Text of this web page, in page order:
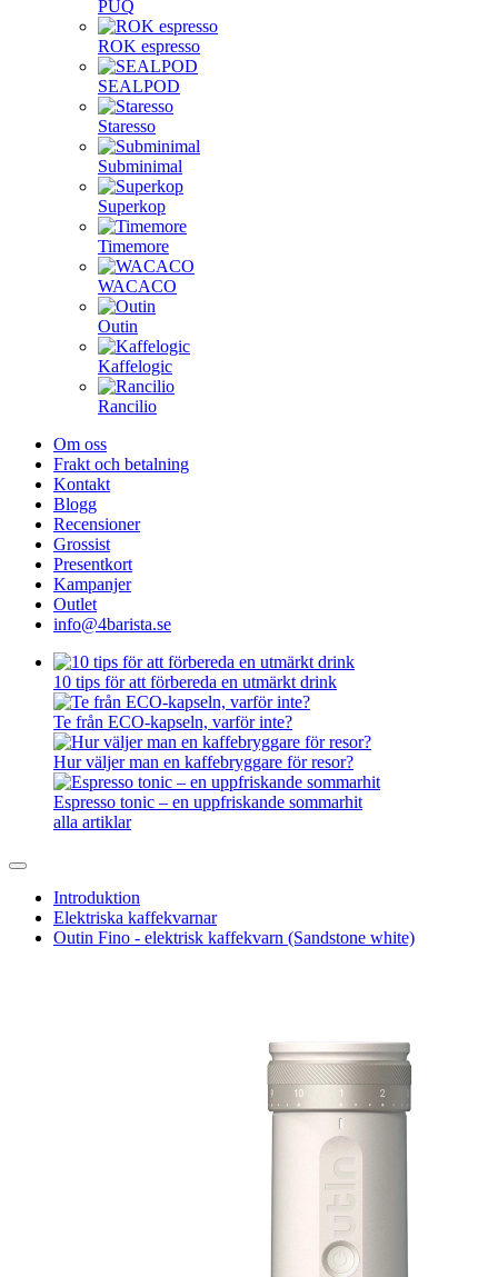
PUQ
ROK espresso
SEALPOD
Staresso
Subminimal
Superkop
Timemore
WACACO
Outin
Kaffelogic
Rancilio
Om oss
Frakt och betalning
Kontakt
Blogg
Recensioner
Grossist
Presentkort
Kampanjer
Outlet
info@4barista.se
10 tips för att förbereda en utmärkt drink
Te från ECO-kapseln, varför inte?
Hur väljer man en kaffebryggare för resor?
Espresso tonic – en uppfriskande sommarhit
alla artiklar
Introduktion
Elektriska kaffekvarnar
Outin Fino - elektrisk kaffekvarn (Sandstone white)